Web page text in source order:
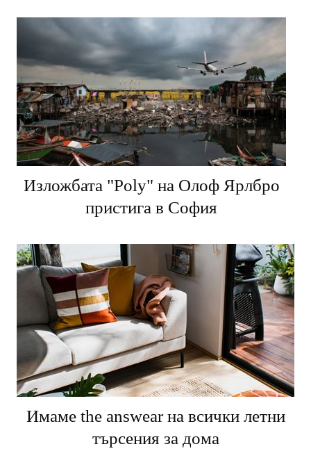
Изложбата "Poly" на Олоф Ярлбро
пристига в София
Имаме the answear на всички летни
търсения за дома